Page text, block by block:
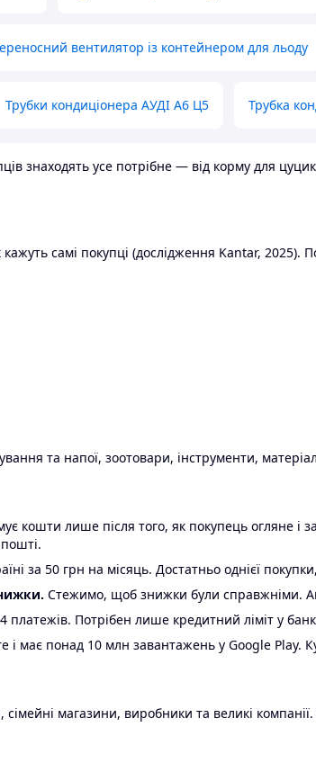
вентилятор із контейнером для льоду
Трубки кондиціонера АУДІ А6 Ц5 Трубка
знаходять усе потрібне — від корму для
самі покупці (дослідження Kantar, 2025).
та напої, зоотовари, інструменти,
кошти лише після того, як покупець огляне
за 50 грн на місяць. Достатньо однієї
Стежимо, щоб знижки були справжніми.
платежів. Потрібен лише кредитний ліміт у
і має понад 10 млн завантажень у Google Play.
магазини, виробники та великі